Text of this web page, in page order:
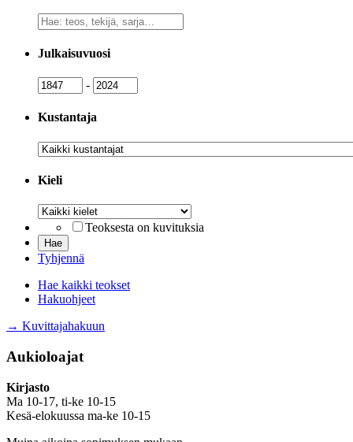
Vapaa
sanahaku
Julkaisuvuosi
Julkaisuvuosi
- Julkaisuvuosi
Kustantaja
Kustantaja
Kieli
Kieli
Teoksesta on kuvituksia
Tyhjennä
Hae kaikki teokset
Hakuohjeet
→ Kuvittajahakuun
Aukioloajat
Kirjasto
Ma 10-17, ti-ke 10-15
Kesä-elokuussa ma-ke 10-15